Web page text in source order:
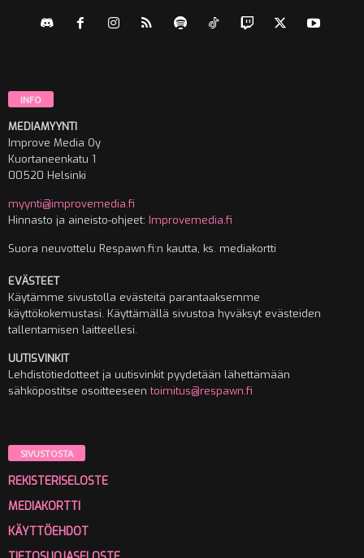
INFO
MEDIAMYYNTI
Improve Media Oy
Kuortaneenkatu 1
00520 Helsinki
myynti@improvemedia.fi
Hinnasto ja aineisto-ohjeet: Improvemedia.fi
Suora neuvottelu Respawn.fi:n kautta, ks. mediakortti
EVÄSTEET
Käytämme sivustolla evästeitä parantaaksemme
käyttökokemustasi. Käyttämällä sivustoa hyväksyt evästeiden
tallentamisen laitteellesi.
UUTISVINKIT
Lehdistötiedotteet ja uutisvinkit pyydetään lähettämään
sähköpostitse osoitteeseentoimitus@respawn.fi
SIVUSTOSTA
REKISTERISELOSTE
MEDIAKORTTI
KÄYTTÖEHDOT